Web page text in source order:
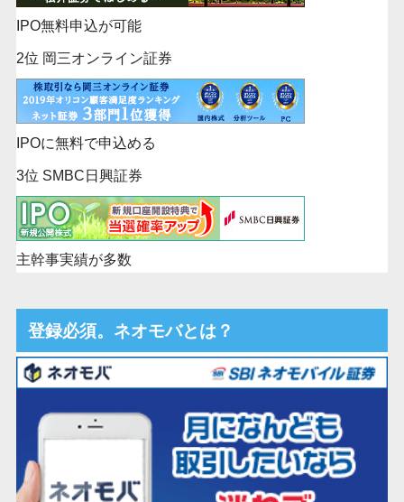
ポイント投資を希望しますか？
IPO無料申込が可能
2位 岡三オンライン証券
IPOに無料で申込める
3位 SMBC日興証券
主幹事実績が多数
登録必須。ネオモバとは？